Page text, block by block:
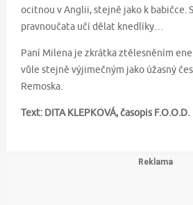
ocitnou v Anglii, stejně jako k babičce.
pravnoučata učí dělat knedlíky…
Paní Milena je zkrátka ztělesněním
vůle stejně výjimečným jako úžasný
Remoska.
Text: DITA KLEPKOVÁ, časopis F.O.O.D.